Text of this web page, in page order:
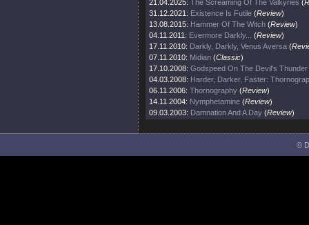
21.04.2025: The Screaming Of The Valkyries (
31.12.2021: Existence Is Futile (Review)
13.08.2015: Hammer Of The Witch (Review)
04.11.2011: Evermore Darkly... (Review)
17.11.2010: Darkly, Darkly, Venus Aversa (
07.11.2010: Midian (Classic)
17.10.2008: Godspeed On The Devil's Thunder
04.03.2008: Harder, Darker, Faster:
06.11.2006: Thornography (Review)
14.11.2004: Nymphetamine (Review)
09.03.2003: Damnation And A Day (Review)
©